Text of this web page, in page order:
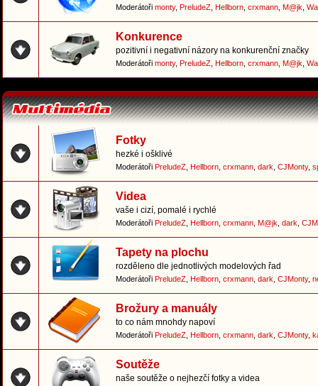
Moderátoři monty, PreludeZ Hellborn crxmann M@jk
Konkurence
pozitivní i negativní názory na konkurenční značky
Moderátoři monty, PreludeZ Hellborn crxmann M@jk
Fotky
hezké i ošklivé
Moderátoři PreludeZ Hellborn crxmann dark CJMonty,
Videa
vaše i cizí, pomalé i rychlé
Moderátoři PreludeZ Hellborn crxmann M@jk dark
Tapety na plochu
rozděleno dle jednotlivých modelových řad
Moderátoři PreludeZ Hellborn crxmann dark CJMonty,
Brožury a manuály
to co nám mnohdy napoví
Moderátoři PreludeZ Hellborn crxmann dark CJMonty,
Soutěže
naše soutěže o nejhezčí fotky a videa